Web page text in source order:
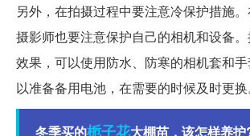
另外，在拍摄过程中要注意冷保护措施。
摄影师也要注意保护自己的相机和设备
效果，可以使用防水、防寒的相机套和
以准备备用电池，在需要的时候及时更换
冬季买的栀子花大棚苗，该怎样养